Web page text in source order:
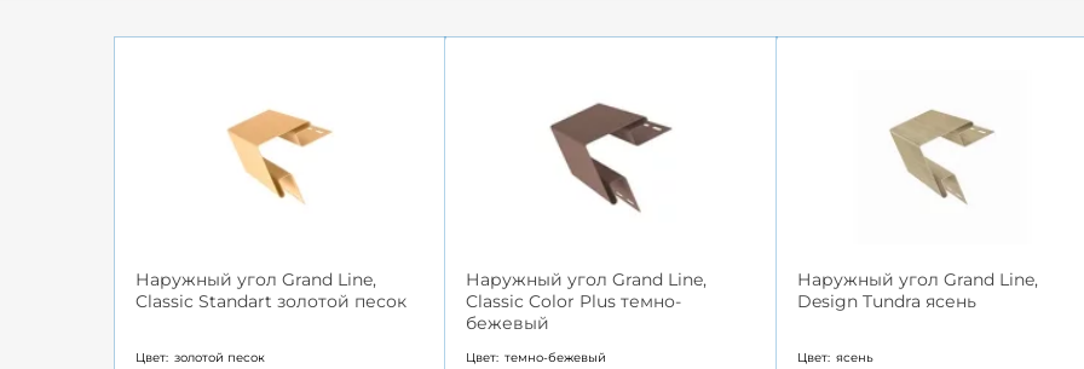
Наружный угол Grand Line,
Classic Standart золотой песок
Цвет: золотой песок
Наружный угол Grand Line,
Classic Color Plus темно-
бежевый
Цвет: темно-бежевый
Наружный угол Grand Line,
Design Tundra ясень
Цвет: ясень